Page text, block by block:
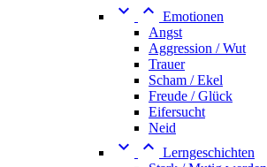
  Emotionen
Angst
Aggression / Wut
Trauer
Scham / Ekel
Freude / Glück
Eifersucht
Neid
  Lerngeschichten